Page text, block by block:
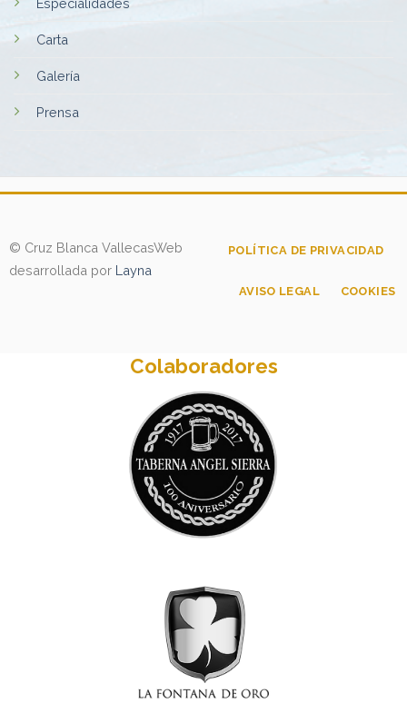
Carta
Galería
Prensa
© Cruz Blanca VallecasWeb
desarrollada por Layna
POLÍTICA DE PRIVACIDAD
AVISO LEGAL COOKIES
Colaboradores